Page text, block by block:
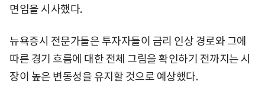
면임을 시사했다.
뉴욕증시 전문가들은 투자자들이 금리 인상 경로와 그에
따른 경기 흐름에 대한 전체 그림을 확인하기 전까지는 시
장이 높은 변동성을 유지할 것으로 예상했다.